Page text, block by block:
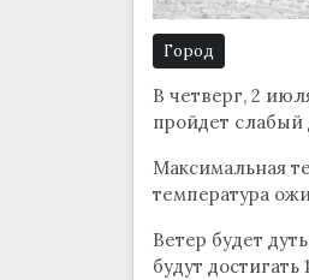
Город
В четверг, 2
пройдет слабый
Максимальная
температура
Ветер будет
будут достигать